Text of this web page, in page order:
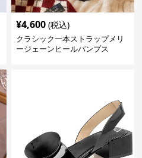
¥4,600 (税込)
クラシック一本ストラップメリ
ージェーンヒールパンプス